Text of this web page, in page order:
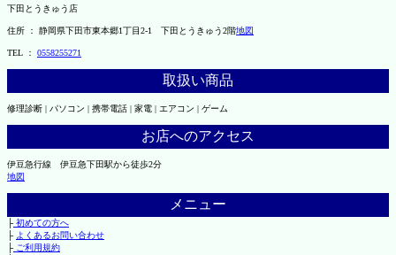
下田とうきゅう店
住所 ： 静岡県下田市東本郷1丁目2-1 下田とうきゅう2階地図
TEL ： 0558255271
取扱い商品
修理診断 | パソコン | 携帯電話 | 家電 | エアコン | ゲーム
お店へのアクセス
伊豆急行線 伊豆急下田駅から徒歩2分
地図
メニュー
├初めての方へ
├ よくあるお問い合わせ
├ご利用規約